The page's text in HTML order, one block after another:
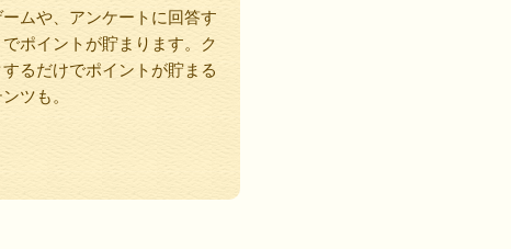
ムや、アンケートに回答す
でポイントが貯まります。ク
するだけでポイントが貯まる
ツも。